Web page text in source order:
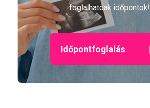
foglalhatóak időpontok!
Időpontfoglalás